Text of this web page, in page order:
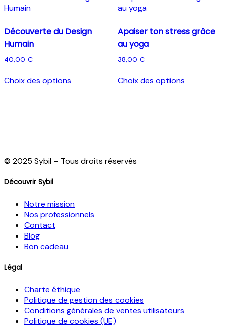
Découverte du Design
Humain
40,00 €
Choix des options
être
du
produit
Apaiser ton stress grâce
au yoga
38,00 €
Choix des optionsproduit
© 2025 Sybil – Tous droits réservés
Découvrir Sybil
Notre mission
Nos professionnels
Contact
Blog
Bon cadeau
Légal
Charte éthique
Politique de gestion des cookies
Conditions générales de ventes utilisateurs
Politique de cookies (UE)